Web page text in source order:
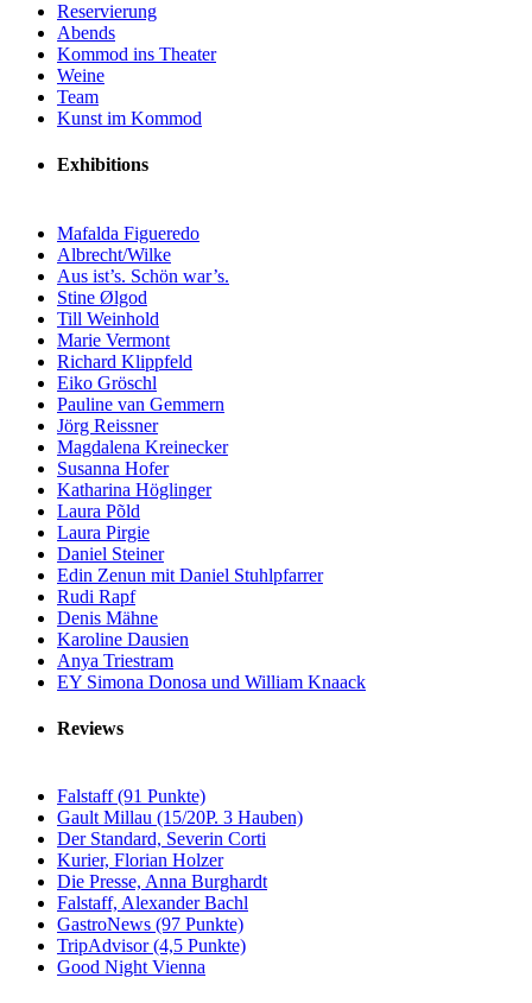
Reservierung
Abends
Kommod ins Theater
Weine
Team
Kunst im Kommod
Exhibitions
Mafalda Figueredo
Albrecht/Wilke
Aus ist’s. Schön war’s.
Stine Ølgod
Till Weinhold
Marie Vermont
Richard Klippfeld
Eiko Gröschl
Pauline van Gemmern
Jörg Reissner
Magdalena Kreinecker
Susanna Hofer
Katharina Höglinger
Laura Põld
Laura Pirgie
Daniel Steiner
Edin Zenun mit Daniel Stuhlpfarrer
Rudi Rapf
Denis Mähne
Karoline Dausien
Anya Triestram
EY Simona Donosa und William Knaack
Reviews
Falstaff (91 Punkte)
Gault Millau (15/20P. 3 Hauben)
Der Standard, Severin Corti
Kurier, Florian Holzer
Die Presse, Anna Burghardt
Falstaff, Alexander Bachl
GastroNews (97 Punkte)
TripAdvisor (4,5 Punkte)
Good Night Vienna